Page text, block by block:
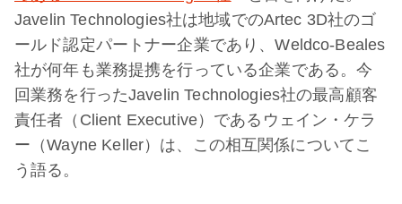
Javelin Technologies社は地域でのArtec 3D社のゴ
ールド認定パートナー企業であり、Weldco-Beales
社が何年も業務提携を行っている企業である。今
回業務を行ったJavelin Technologies社の最高顧客
責任者（Client Executive）であるウェイン・ケラ
ー（Wayne Keller）は、この相互関係についてこ
う語る。